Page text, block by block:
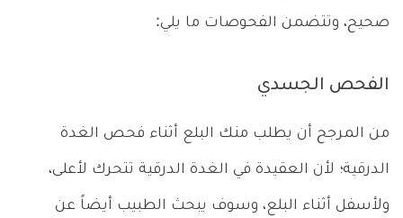
صحيح، وتتضمن الفحوصات ما يلي:
الفحص الجسدي
من المرجح أن يطلب منك البلع أثناء فحص الغدة
الدرقية؛ لأن العقيدة في الغدة الدرقية تتحرك لأعلى،
ولأسفل أثناء البلع، وسوف يبحث الطبيب أيضاً عن